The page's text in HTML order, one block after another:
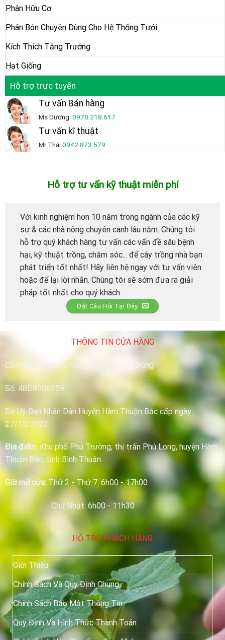
Phân Hữu Cơ
Phân Bón Chuyên Dùng Cho Hệ Thống Tưới
Kích Thích Tăng Trưởng
Hạt Giống
Hỗ trợ trực tuyến
Tư vấn Bán hàng
Ms Dương: 0978.218.617
Tư vấn kĩ thuật
Mr Thái0942.873.579
Hỗ trợ tư vấn kỹ thuật miễn phí
Với kinh nghiệm hơn 10 năm trong ngành của các kỹ
sư & các nhà nông chuyên canh lâu năm. Chúng tôi
hỗ trợ quý khách hàng tư vấn các vấn đề sâu bệnh
hại, kỹ thuật trồng, chăm sóc... để cây trồng nhà bạn
phát triển tốt nhất! Hãy liên hệ ngay với tư vấn viên
hoặc để lại lời nhắn. Chúng tôi sẽ sớm đưa ra giải
pháp tốt nhất cho quý khách.
Đặt Câu Hỏi Tại Đây
THÔNG TIN CỬA HÀNG
Cửa Hàng Vật Tư Nông Nghiệp Minh Dũng
Số: 48D8006359
Do Uỷ Ban Nhân Dân Huyện Hàm Thuận Bắc cấp ngày
27/10/2022
Địa điểm:Khu phố Phú Trường, thị trấn Phú Long, huyện Hàm
Thuận Bắc, tỉnh Bình Thuận
Giờ mở cửa: Thứ 2 - Thứ 7: 6h00 - 17h00
Chủ Nhật: 6h00 - 11h30
HỖ TRỢ KHÁCH HÀNG
Giới Thiệu
Chính Sách Và Quy Định Chung
Chính Sách Bảo Mật Thông Tin
Quy Định Và Hình Thức Thanh Toán